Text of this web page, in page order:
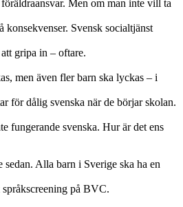
Men om man inte vill ta
konsekvenser. Svensk socialtjänst
gripa in – oftare.
men även fler barn ska lyckas – i
för dålig svenska när de börjar skolan.
fungerande svenska. Hur är det ens
Alla barn i Sverige ska ha en
på BVC.